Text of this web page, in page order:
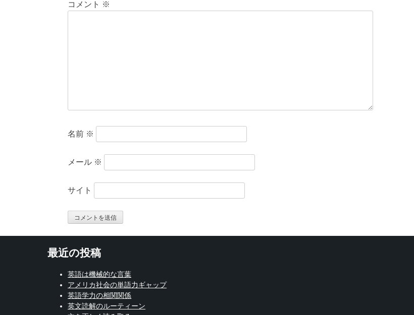
コメント ※
名前 ※
メール ※
サイト
最近の投稿
英語は機械的な言葉
アメリカ社会の単語力ギャップ
英語学力の相関関係
英文読解のルーティーン